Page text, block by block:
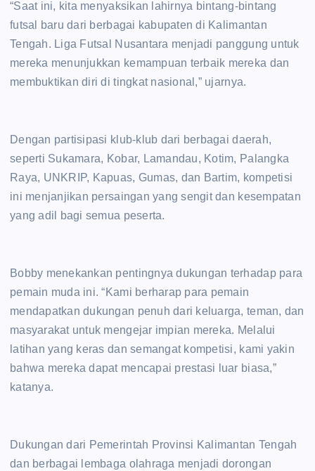
“Saat ini, kita menyaksikan lahirnya bintang-bintang
futsal baru dari berbagai kabupaten di Kalimantan
Tengah. Liga Futsal Nusantara menjadi panggung untuk
mereka menunjukkan kemampuan terbaik mereka dan
membuktikan diri di tingkat nasional,” ujarnya.
Dengan partisipasi klub-klub dari berbagai daerah,
seperti Sukamara, Kobar, Lamandau, Kotim, Palangka
Raya, UNKRIP, Kapuas, Gumas, dan Bartim, kompetisi
ini menjanjikan persaingan yang sengit dan kesempatan
yang adil bagi semua peserta.
Bobby menekankan pentingnya dukungan terhadap para
pemain muda ini. “Kami berharap para pemain
mendapatkan dukungan penuh dari keluarga, teman, dan
masyarakat untuk mengejar impian mereka. Melalui
latihan yang keras dan semangat kompetisi, kami yakin
bahwa mereka dapat mencapai prestasi luar biasa,”
katanya.
Dukungan dari Pemerintah Provinsi Kalimantan Tengah
dan berbagai lembaga olahraga menjadi dorongan